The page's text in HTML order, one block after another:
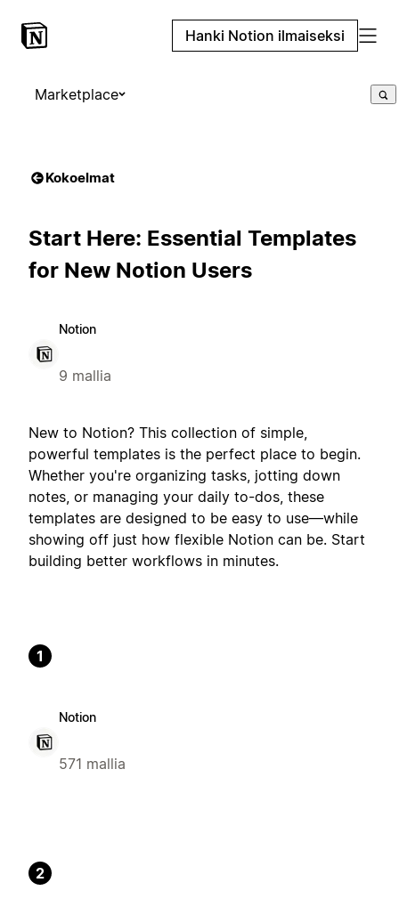
Hanki Notion ilmaiseksi
Marketplace
Kokoelmat
Start Here: Essential Templates
for New Notion Users
Notion
9 mallia
New to Notion? This collection of simple,
powerful templates is the perfect place to begin.
Whether you're organizing tasks, jotting down
notes, or managing your daily to-dos, these
templates are designed to be easy to use—while
showing off just how flexible Notion can be. Start
building better workflows in minutes.
1
Notion
571 mallia
2